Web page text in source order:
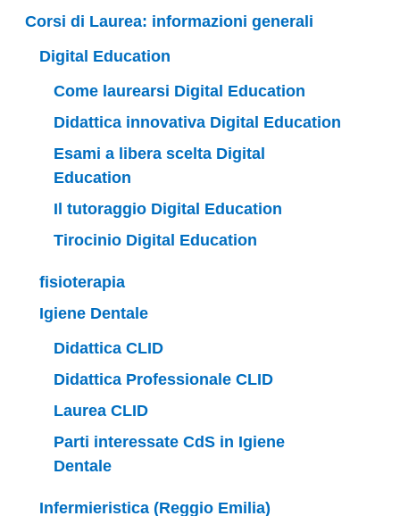
Corsi di Laurea: informazioni generali
Digital Education
Come laurearsi Digital Education
Didattica innovativa Digital Education
Esami a libera scelta Digital
Education
Il tutoraggio Digital Education
Tirocinio Digital Education
fisioterapia
Igiene Dentale
Didattica CLID
Didattica Professionale CLID
Laurea CLID
Parti interessate CdS in Igiene
Dentale
Infermieristica (Reggio Emilia)